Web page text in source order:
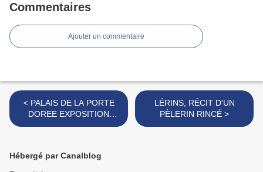
Commentaires
Ajouter un commentaire
< PALAIS DE LA PORTE
DOREE EXPOSITION
LIEUX SAINT PARTAGES
LÉRINS, RÉCIT D'UN
PÈLERIN RINCÉ >
Hébergé par Canalblog